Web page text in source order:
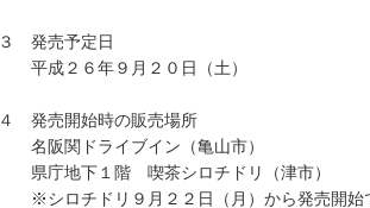
３ 発売予定日
平成２６年９月２０日（土）
４ 発売開始時の販売場所
名阪関ドライブイン（亀山市）
県庁地下１階 喫茶シロチドリ（津市）
※シロチドリ９月２２日（月）から発売開始